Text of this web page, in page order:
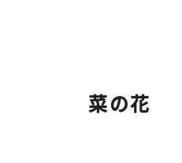
菜の花